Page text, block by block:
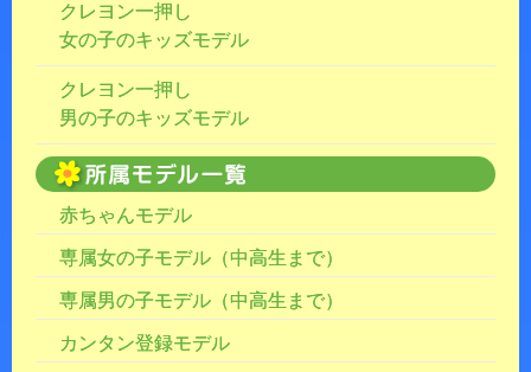
クレヨン一押し
女の子のキッズモデル
クレヨン一押し
男の子のキッズモデル
赤ちゃんモデル
専属女の子モデル（中高生まで）
専属男の子モデル（中高生まで）
カンタン登録モデル